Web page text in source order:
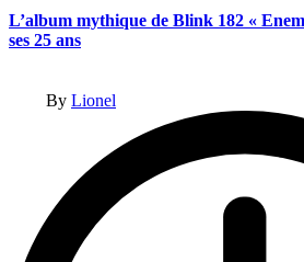
L’album mythique de Blink 182 «
ses 25 ans
By Lionel